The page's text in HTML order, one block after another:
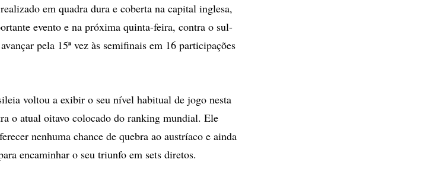
em quadra dura e coberta na capital inglesa,
evento e na próxima quinta-feira, contra o sul-
pela 15ª vez às semifinais em 16 participações
voltou a exibir o seu nível habitual de jogo nesta
o atual oitavo colocado do ranking mundial. Ele
nenhuma chance de quebra ao austríaco e ainda
encaminhar o seu triunfo em sets diretos.